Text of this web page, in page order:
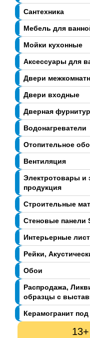
Сантехника
Мебель для
Мойки кухонные
Аксессуары для
Двери
Двери входные
Дверная
Водонагреватели
Отопительное
Вентиляция
Электротовары и
продукция
Строительные
Стеновые панели
Интерьерные
Рейки,
Обои
Распродажа,
образцы с
Керамогранит под